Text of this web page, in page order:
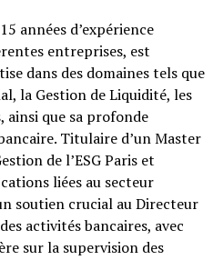
années d’expérience
entreprises, est
dans des domaines tels que
la Gestion de Liquidité, les
que sa profonde
Titulaire d’un Master
de l’ESG Paris et
liées au secteur
soutien crucial au Directeur
activités bancaires, avec
sur la supervision des